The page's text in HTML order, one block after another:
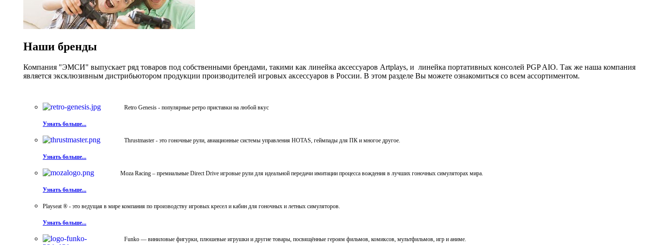
Наши бренды
Компания "ЭМСИ" выпускает ряд товаров под собственными брендами, такими как линейка аксессуаров Artplays, и линейка портативных консолей PGP AIO. Так же наша компания
является эксклюзивным дистрибьютором продукции производителей игровых аксессуаров в России. В этом разделе Вы можете ознакомиться со всем ассортиментом.
Retro Genesis - популярные ретро приставки на любой вкус
Узнать больше...
Thrustmaster - это гоночные рули, авиационные системы управления HOTAS, геймпады для ПК и многое другое.
Узнать больше...
Moza Racing – премиальные Direct Drive игровые рули для идеальной передачи имитации процесса вождения в лучших гоночных симуляторах мира.
Узнать больше...
Playseat ® - это ведущая в мире компания по производству игровых кресел и кабин для гоночных и летных симуляторов.
Узнать больше...
Funko — виниловые фигурки, плюшевые игрушки и другие товары, посвящённые героям фильмов, комиксов, мультфильмов, игр и аниме.